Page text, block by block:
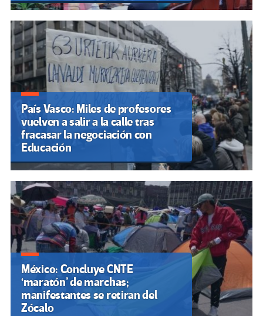
País Vasco: Miles de profesores
vuelven a salir a la calle tras
fracasar la negociación con
Educación
México: Concluye CNTE
‘maratón’ de marchas;
manifestantes se retiran del
Zócalo